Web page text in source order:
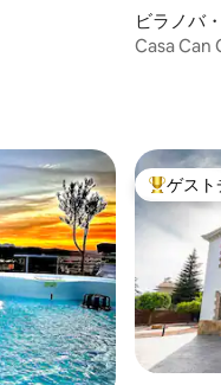
ビラノバ
Casa Can
大好評
ゲスト